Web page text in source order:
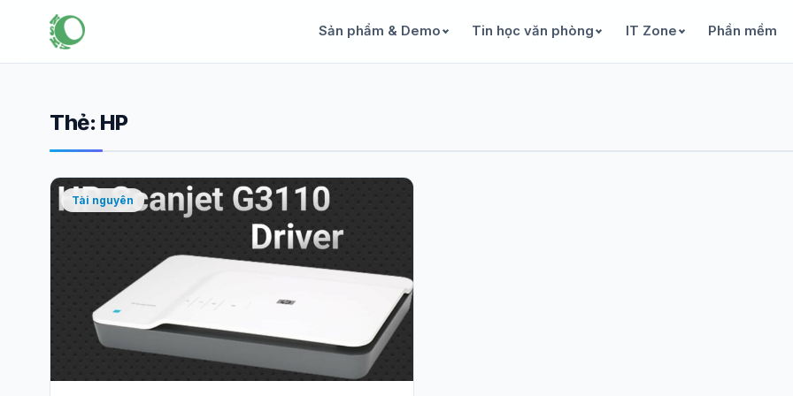
Sản phẩm & Demo Tin học văn phòng IT Zone Phần mềm
Thẻ: HP
Tài nguyên